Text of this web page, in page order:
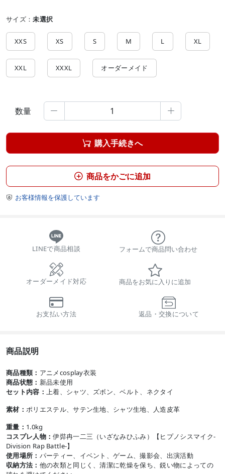
サイズ：未選択
XXS XS S M L XL
XXL XXXL オーダーメイド
数量  
 購入手続きへ
 商品をかごに追加
 お客様情報を保護しています
LINEで商品相談 フォームで商品問い合わせ
オーダーメイド対応 商品をお気に入りに追加
お支払い方法 返品・交換について
商品説明
商品種類： アニメcosplay衣装
商品状態： 新品未使用
セット内容： 上着、シャツ、ズボン、ベルト、ネクタイ
素材： ポリエステル、サテン生地、シャツ生地、人造皮革
重量： 1.0kg
コスプレ人物：伊弉冉一二三（いざなみひふみ）【ヒプノシスマイク-
Division Rap Battle-】
使用場所： パーティー、イベント、ゲーム、撮影会、出演活動
収納方法： 他の衣類と同じく、清潔に乾燥を保ち、鋭い物によっての